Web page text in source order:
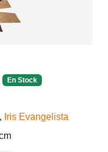
En Stock
, Iris Evangelista